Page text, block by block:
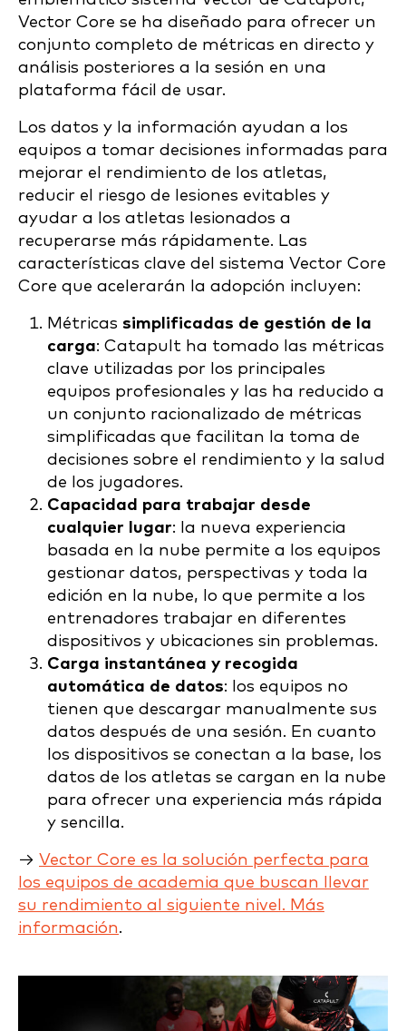
Vector Core se ha diseñado para ofrecer un
conjunto completo de métricas en directo y
análisis posteriores a la sesión en una
plataforma fácil de usar.
Los datos y la información ayudan a los
equipos a tomar decisiones informadas para
mejorar el rendimiento de los atletas,
reducir el riesgo de lesiones evitables y
ayudar a los atletas lesionados a
recuperarse más rápidamente. Las
características clave del sistema Vector Core
Core que acelerarán la adopción incluyen:
Métricas simplificadas de gestión de la
carga: Catapult ha tomado las métricas
clave utilizadas por los principales
equipos profesionales y las ha reducido a
un conjunto racionalizado de métricas
simplificadas que facilitan la toma de
decisiones sobre el rendimiento y la salud
de los jugadores.
Capacidad para trabajar desde
cualquier lugar: la nueva experiencia
basada en la nube permite a los equipos
gestionar datos, perspectivas y toda la
edición en la nube, lo que permite a los
entrenadores trabajar en diferentes
dispositivos y ubicaciones sin problemas.
Carga instantánea y recogida
automática de datos: los equipos no
tienen que descargar manualmente sus
datos después de una sesión. En cuanto
los dispositivos se conectan a la base, los
datos de los atletas se cargan en la nube
para ofrecer una experiencia más rápida
y sencilla.
→ Vector Core es la solución perfecta para
los equipos de academia que buscan llevar
su rendimiento al siguiente nivel. Más
información.